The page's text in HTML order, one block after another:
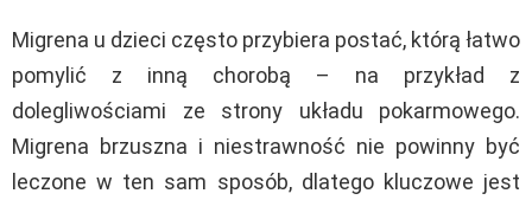
Migrena u dzieci często przybiera postać, którą łatwo
pomylić z inną chorobą – na przykład z
dolegliwościami ze strony układu pokarmowego.
Migrena brzuszna i niestrawność nie powinny być
leczone w ten sam sposób, dlatego kluczowe jest